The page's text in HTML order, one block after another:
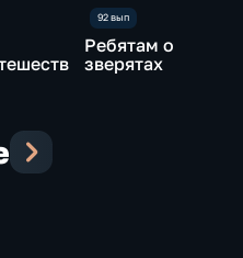
Ребятам о
зверятах